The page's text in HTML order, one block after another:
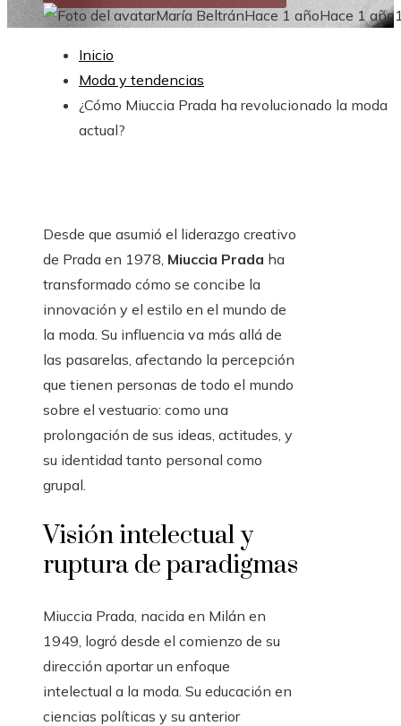
María BeltránHace 1 añoHace 1 año
Inicio
Moda y tendencias
¿Cómo Miuccia Prada ha revolucionado la moda
actual?
Desde que asumió el liderazgo creativo
de Prada en 1978, Miuccia Prada ha
transformado cómo se concibe la
innovación y el estilo en el mundo de
la moda. Su influencia va más allá de
las pasarelas, afectando la percepción
que tienen personas de todo el mundo
sobre el vestuario: como una
prolongación de sus ideas, actitudes, y
su identidad tanto personal como
grupal.
Visión intelectual y
ruptura de paradigmas
Miuccia Prada, nacida en Milán en
1949, logró desde el comienzo de su
dirección aportar un enfoque
intelectual a la moda. Su educación en
ciencias políticas y su anterior